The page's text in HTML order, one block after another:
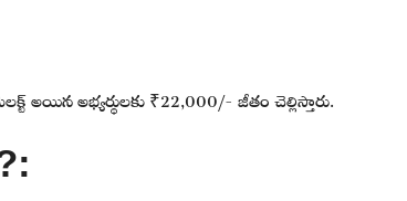
అయిన అభ్యర్థులకు ₹22,000/- జీతం చెల్లిస్తారు.